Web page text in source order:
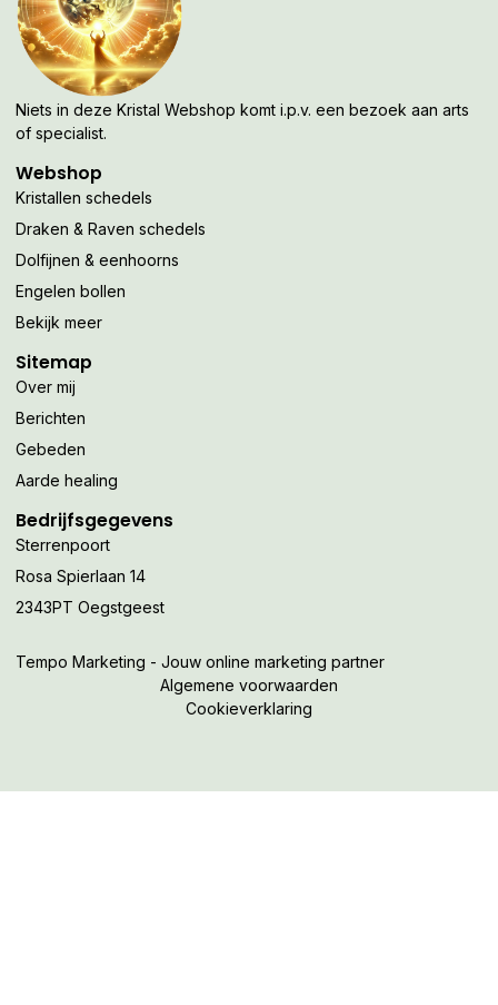
Niets in deze Kristal Webshop komt i.p.v. een bezoek aan arts
of specialist.
Webshop
Kristallen schedels
Draken & Raven schedels
Dolfijnen & eenhoorns
Engelen bollen
Bekijk meer
Sitemap
Over mij
Berichten
Gebeden
Aarde healing
Bedrijfsgegevens
Sterrenpoort
Rosa Spierlaan 14
2343PT Oegstgeest
Tempo Marketing - Jouw online marketing partner
Algemene voorwaarden
Cookieverklaring